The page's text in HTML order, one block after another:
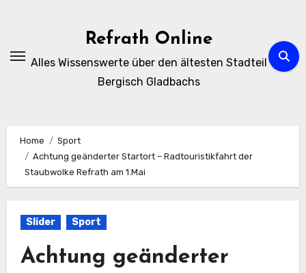
Refrath Online
Alles Wissenswerte über den ältesten Stadteil
Bergisch Gladbachs
Home
Sport
Achtung geänderter Startort – Radtouristikfahrt der
Staubwolke Refrath am 1.Mai
Slider Sport
Achtung geänderter